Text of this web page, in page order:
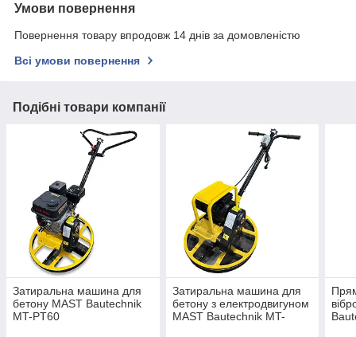
Умови повернення
Повернення товару впродовж 14 днів за домовленістю
Всі умови повернення
Подібні товари компанії
Затиральна машина для
бетону MAST Bautechnik
MT-PT60
Затиральна машина для
бетону з електродвигуном
MAST Bautechnik MT-